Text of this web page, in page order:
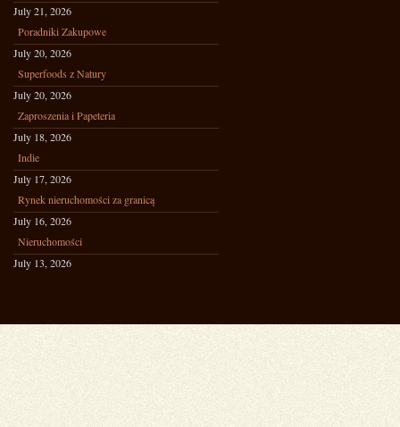
July 21, 2026
Poradniki Zakupowe
July 20, 2026
Superfoods z Natury
July 20, 2026
Zaproszenia i Papeteria
July 18, 2026
Indie
July 17, 2026
Rynek nieruchomości za granicą
July 16, 2026
Nieruchomości
July 13, 2026